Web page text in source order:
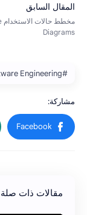
#Software Engineering
مقالات ذات صلة